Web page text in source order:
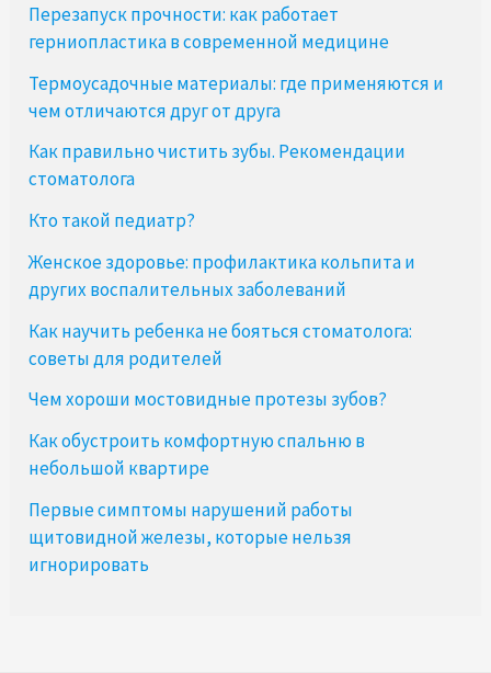
Перезапуск прочности: как работает
герниопластика в современной медицине
Термоусадочные материалы: где применяются и
чем отличаются друг от друга
Как правильно чистить зубы. Рекомендации
стоматолога
Кто такой педиатр?
Женское здоровье: профилактика кольпита и
других воспалительных заболеваний
Как научить ребенка не бояться стоматолога:
советы для родителей
Чем хороши мостовидные протезы зубов?
Как обустроить комфортную спальню в
небольшой квартире
Первые симптомы нарушений работы
щитовидной железы, которые нельзя
игнорировать